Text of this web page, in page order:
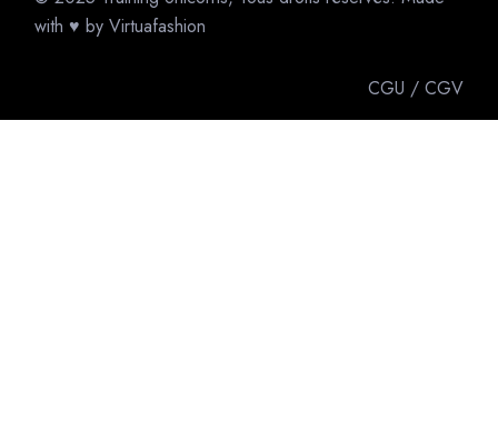
with ♥ byVirtuafashion
CGU / CGV